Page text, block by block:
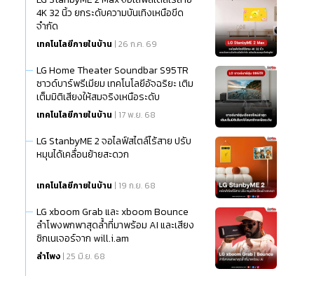
4K 32 นิ้ว ยกระดับความบันเทิงเหนือขีด
จำกัด
เทคโนโลยีภายในบ้าน | 26 ก.ค. 69
LG Home Theater Soundbar S95TR
ซาวด์บาร์พรีเมียม เทคโนโลยีอัจฉริยะ เติม
เต็มมิติเสียงให้สมจริงเหนือระดับ
เทคโนโลยีภายในบ้าน | 17 พ.ย. 68
LG StanbyME 2 จอไลฟ์สไตล์ไร้สาย ปรับ
หมุนได้เคลื่อนย้ายสะดวก
เทคโนโลยีภายในบ้าน | 19 ก.ย. 68
LG xboom Grab และ xboom Bounce
ลำโพงพกพาสุดล้ำที่มาพร้อม AI และเสียง
ซิกเนเจอร์จาก will.i.am
ลำโพง | 25 มิ.ย. 68